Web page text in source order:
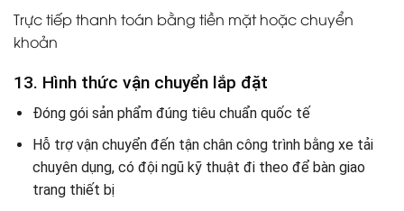
Trực tiếp thanh toán bằng tiền mặt hoặc chuyển
khoản
13. Hình thức vận chuyển lắp đặt
Đóng gói sản phẩm đúng tiêu chuẩn quốc tế
Hỗ trợ vận chuyển đến tận chân công trình bằng xe tải
chuyên dụng, có đội ngũ kỹ thuật đi theo để bàn giao
trang thiết bị